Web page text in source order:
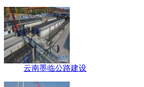
云南墨临公路建设